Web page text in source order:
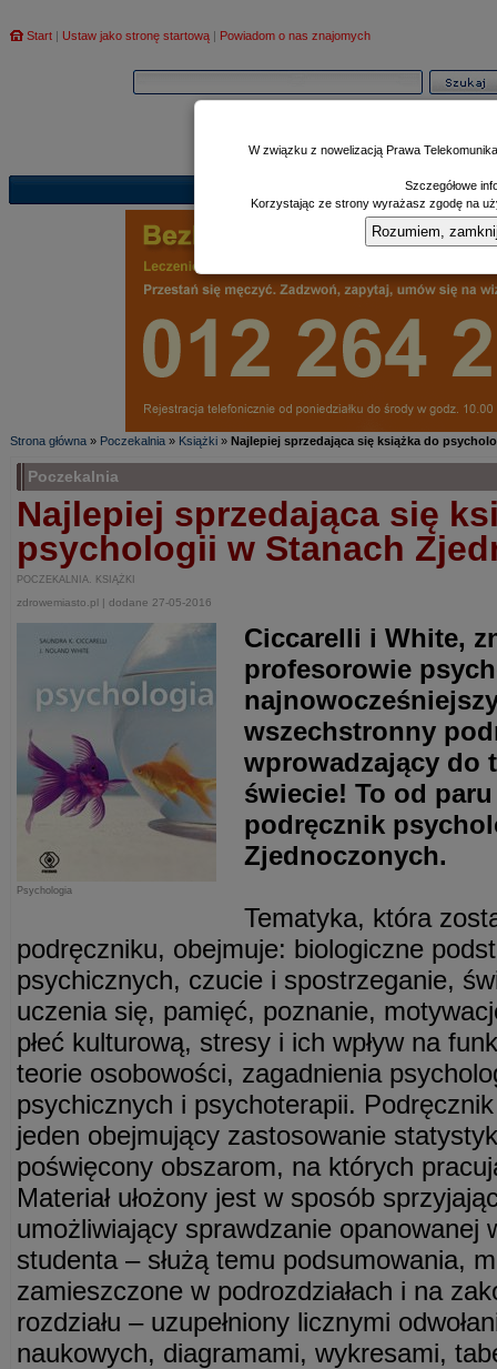
Start | Ustaw jako stronę startową | Powiadom o nas znajomych
Poczekalnia|
Strona główna » Poczekalnia » Książki » Najlepiej sprzedająca się książka do
Poczekalnia
Najlepiej sprzedająca się
psychologii w Stanach
POCZEKALNIA. KSIĄŻKI
zdrowemiasto.pl | dodane 27-05-2016
Psychologia
Ciccarelli i White,
profesorowie
wszechstronny
wprowadzający do
świecie! To od
podręcznik
Zjednoczonych.
Tematyka, która
podręczniku, obejmuje: biologiczne
psychicznych, czucie i spostrzeganie,
uczenia się, pamięć, poznanie,
płeć kulturową, stresy i ich wpływ na
teorie osobowości, zagadnienia
psychicznych i psychoterapii.
jeden obejmujący zastosowanie
poświęcony obszarom, na których
Materiał ułożony jest w sposób
umożliwiający sprawdzanie opanowanej
studenta – służą temu podsumowania,
zamieszczone w podrozdziałach i na
rozdziału – uzupełniony licznymi
naukowych, diagramami, wykresami,
W związku z nowelizacją Prawa
Szczegółowe
Korzystając ze strony wyrażasz zgodę na
Rozumiem,